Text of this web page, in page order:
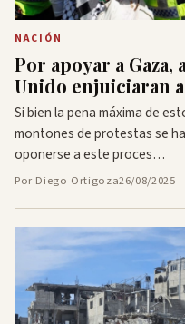
NACIÓN
Por apoyar a
Unido enjuiciaran
Si bien la pena máxima de
montones de protestas se
oponerse a este proces…
Por Diego Ortigoza26/08/2025